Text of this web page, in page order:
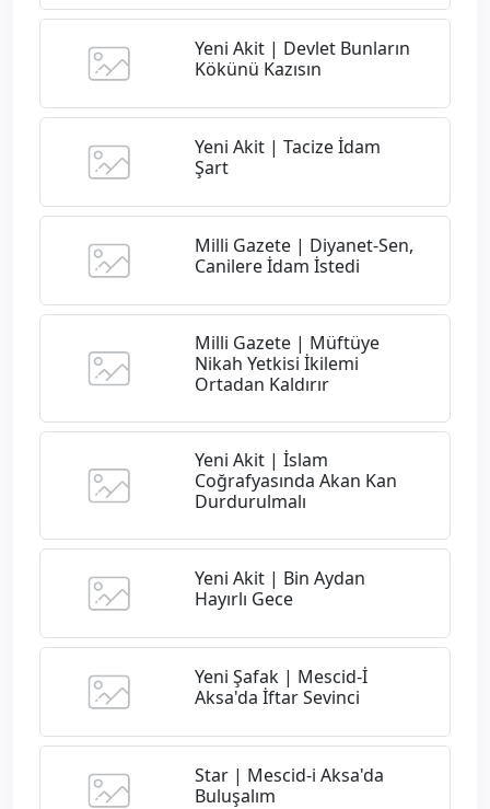
Yeni Akit | Devlet Bunların
Kökünü Kazısın
Yeni Akit | Tacize İdam
Şart
Milli Gazete | Diyanet-Sen,
Canilere İdam İstedi
Milli Gazete | Müftüye
Nikah Yetkisi İkilemi
Ortadan Kaldırır
Yeni Akit | İslam
Coğrafyasında Akan Kan
Durdurulmalı
Yeni Akit | Bin Aydan
Hayırlı Gece
Yeni Şafak | Mescid-İ
Aksa'da İftar Sevinci
Star | Mescid-i Aksa'da
Buluşalım